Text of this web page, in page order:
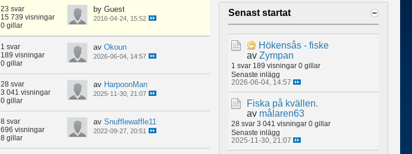
23 svar
15 739 visningar
0 gillar
by Guest
2016-04-24, 15:52
1 svar
189 visningar
0 gillar
av Okoun
2026-06-04, 14:57
28 svar
3 041 visningar
0 gillar
av HarpoonMan
2025-11-30, 21:07
8 svar
696 visningar
8 gillar
av Snufflewaffle11
2022-09-27, 20:51
Senast startat
Hökensås - fiske
av Zympan
1 svar 189 visningar 0 gillar
Senaste inlägg
2026-06-04, 14:57
Fiska på kvällen.
av målaren63
28 svar 3 041 visningar 0 gillar
Senaste inlägg
2025-11-30, 21:07